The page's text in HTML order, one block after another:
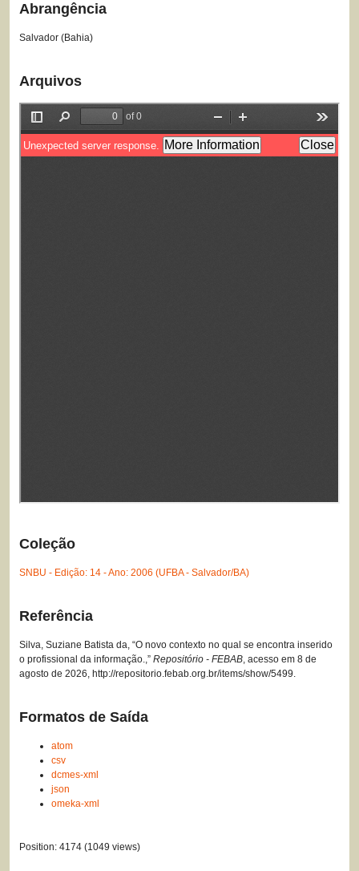
Abrangência
Salvador (Bahia)
Arquivos
Coleção
SNBU - Edição: 14 - Ano: 2006 (UFBA - Salvador/BA)
Referência
Silva, Suziane Batista da, “O novo contexto no qual se encontra inserido
o profissional da informação.,” Repositório - FEBAB, acesso em 8 de
agosto de 2026, http://repositorio.febab.org.br/items/show/5499.
Formatos de Saída
atom
csv
dcmes-xml
json
omeka-xml
Position: 4174 (1049 views)